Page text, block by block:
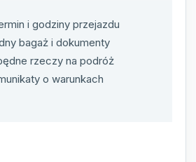
i godziny przejazdu
bagaż i dokumenty
rzeczy na podróż
o warunkach